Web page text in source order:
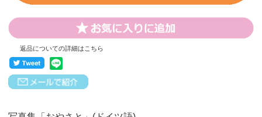
返品についての詳細はこちら